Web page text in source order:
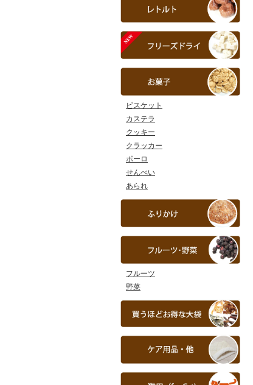
ビスケット
カステラ
クッキー
クラッカー
ボーロ
せんべい
あられ
フルーツ
野菜